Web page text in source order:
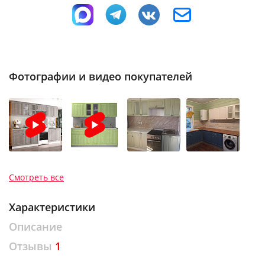
Фотографии и видео покупателей
Смотреть все
Характеристики
Описание
Отзывы 1